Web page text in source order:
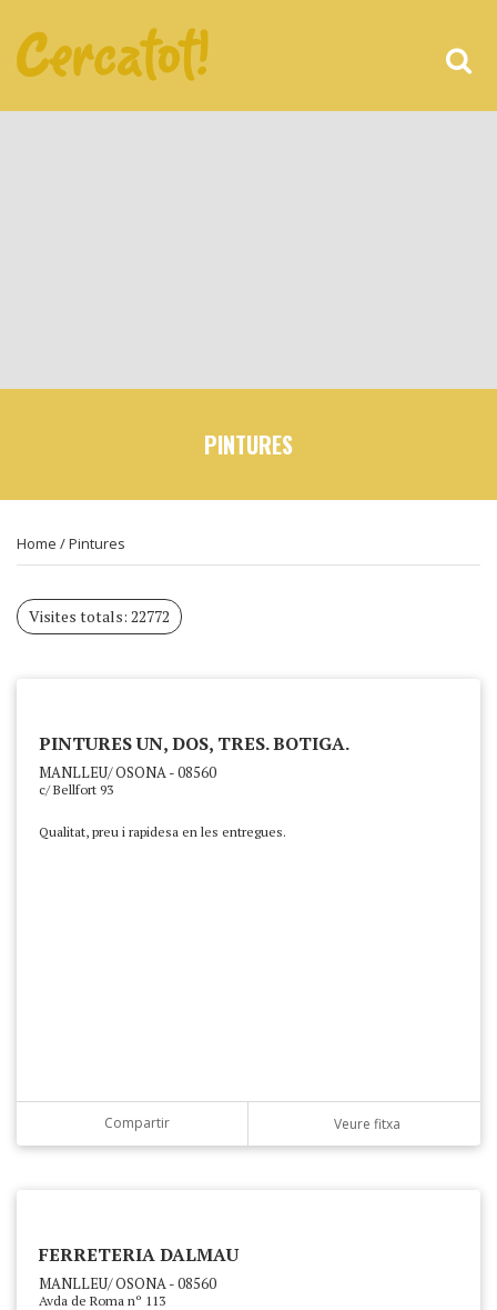
PINTURES
Home /Pintures
Visites totals: 22772
PINTURES UN, DOS, TRES. BOTIGA.
MANLLEU/ OSONA - 08560
c/ Bellfort 93
Qualitat, preu i rapidesa en les entregues.
Compartir Veure fitxa
FERRETERIA DALMAU
MANLLEU/ OSONA - 08560
Avda de Roma nº 113